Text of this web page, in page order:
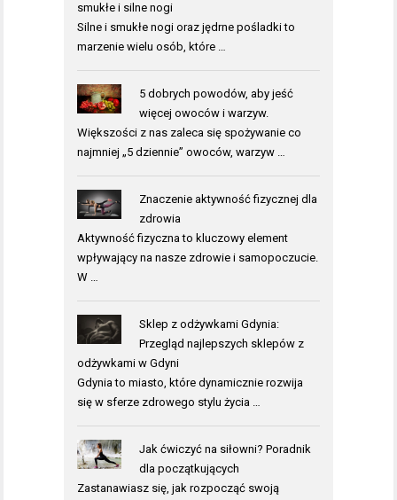
smukłe i silne nogi
Silne i smukłe nogi oraz jędrne pośladki to
marzenie wielu osób, które …
5 dobrych powodów, aby jeść
więcej owoców i warzyw.
Większości z nas zaleca się spożywanie co
najmniej „5 dziennie” owoców, warzyw …
Znaczenie aktywność fizycznej dla
zdrowia
Aktywność fizyczna to kluczowy element
wpływający na nasze zdrowie i samopoczucie.
W …
Sklep z odżywkami Gdynia:
Przegląd najlepszych sklepów z
odżywkami w Gdyni
Gdynia to miasto, które dynamicznie rozwija
się w sferze zdrowego stylu życia …
Jak ćwiczyć na siłowni? Poradnik
dla początkujących
Zastanawiasz się, jak rozpocząć swoją